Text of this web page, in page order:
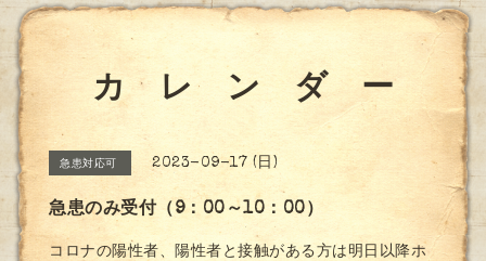
カ レ ン ダ ー
急患対応可 2023-09-17 (日)
急患のみ受付（9：00～10：00）
コロナの陽性者、陽性者と接触がある方は明日以降ホ